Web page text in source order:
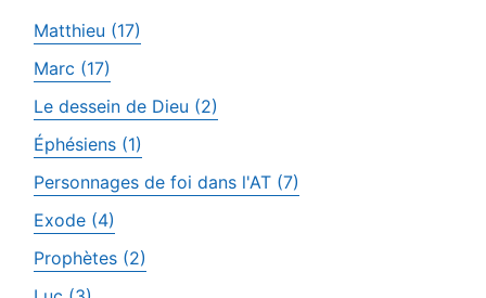
Matthieu (17)
Marc (17)
Le dessein de Dieu (2)
Éphésiens (1)
Personnages de foi dans l'AT (7)
Exode (4)
Prophètes (2)